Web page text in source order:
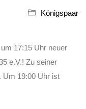
Königspaar
17:15 Uhr neuer
e.V.! Zu seiner
Um 19:00 Uhr ist